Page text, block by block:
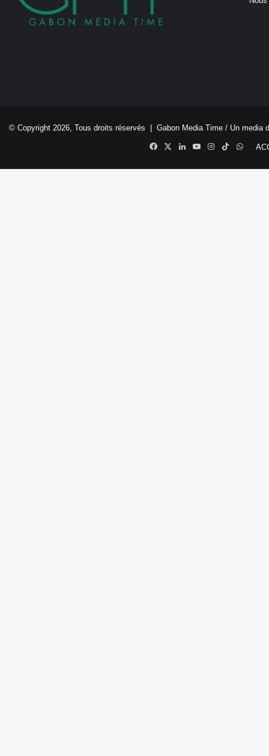
© Copyright 2026, Tous droits réservés | Gabon Media Time / Un media
Facebook
X LinkedinYouTubeInstagram
TikTok